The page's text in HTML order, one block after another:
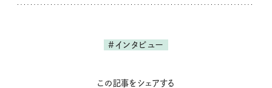
#インタビュー
この記事をシェアする